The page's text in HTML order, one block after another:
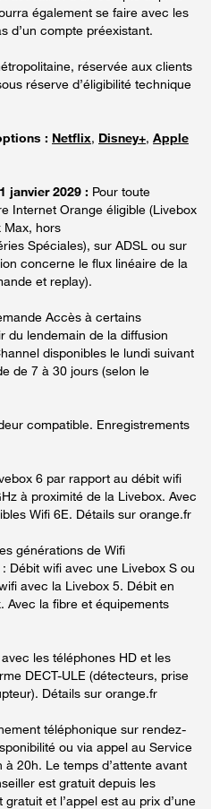
également se faire avec les
d’un compte préexistant.
réservée aux clients
réserve d’éligibilité technique
: Netflix, Disney+, Apple
janvier 2029 : Pour toute
Internet Orange éligible (Livebox
Max, hors
Spéciales), sur ADSL ou sur
concerne le flux linéaire de la
et replay).
Accès à certains
du lendemain de la diffusion
disponibles le lundi suivant
de 7 à 30 jours (selon le
compatible. Enregistrements
6 par rapport au débit wifi
à proximité de la Livebox. Avec
Wifi 6E. Détails sur orange.fr
générations de Wifi
Débit wifi avec une Livebox S ou
avec la Livebox 5. Débit en
Avec la fibre et équipements
les téléphones HD et les
DECT-ULE (détecteurs, prise
Détails sur orange.fr
téléphonique sur rendez-
ou via appel au Service
20h. Le temps d’attente avant
est gratuit depuis les
et l’appel est au prix d’une